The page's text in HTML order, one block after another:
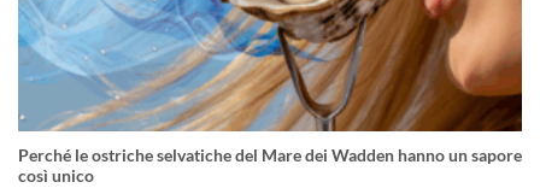
Perché le ostriche selvatiche del Mare dei Wadden hanno un sapore
così unico